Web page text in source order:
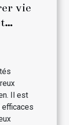
vie
Il est